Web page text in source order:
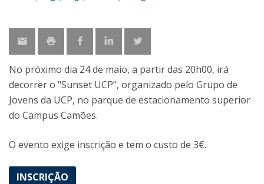
No próximo dia 24 de maio, a partir das 20h00, irá
decorrer o "Sunset UCP", organizado pelo Grupo de
Jovens da UCP, no parque de estacionamento superior
do Campus Camões.
O evento exige inscrição e tem o custo de 3€.
INSCRIÇÃO